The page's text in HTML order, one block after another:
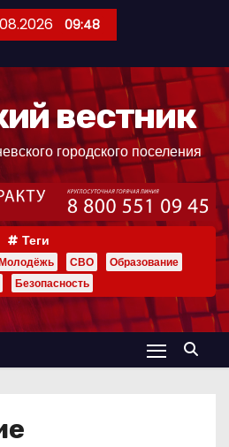
09:48
вестник
городского поселения
Теги
СВО
Образование
Безопасность